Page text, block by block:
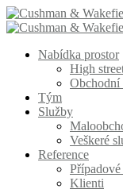
Nabídka prostor
High
Obchodní
Tým
Služby
Veškeré
Reference
Případové
Klienti